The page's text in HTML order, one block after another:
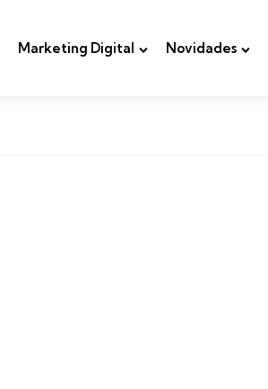
Marketing Digital Novidades